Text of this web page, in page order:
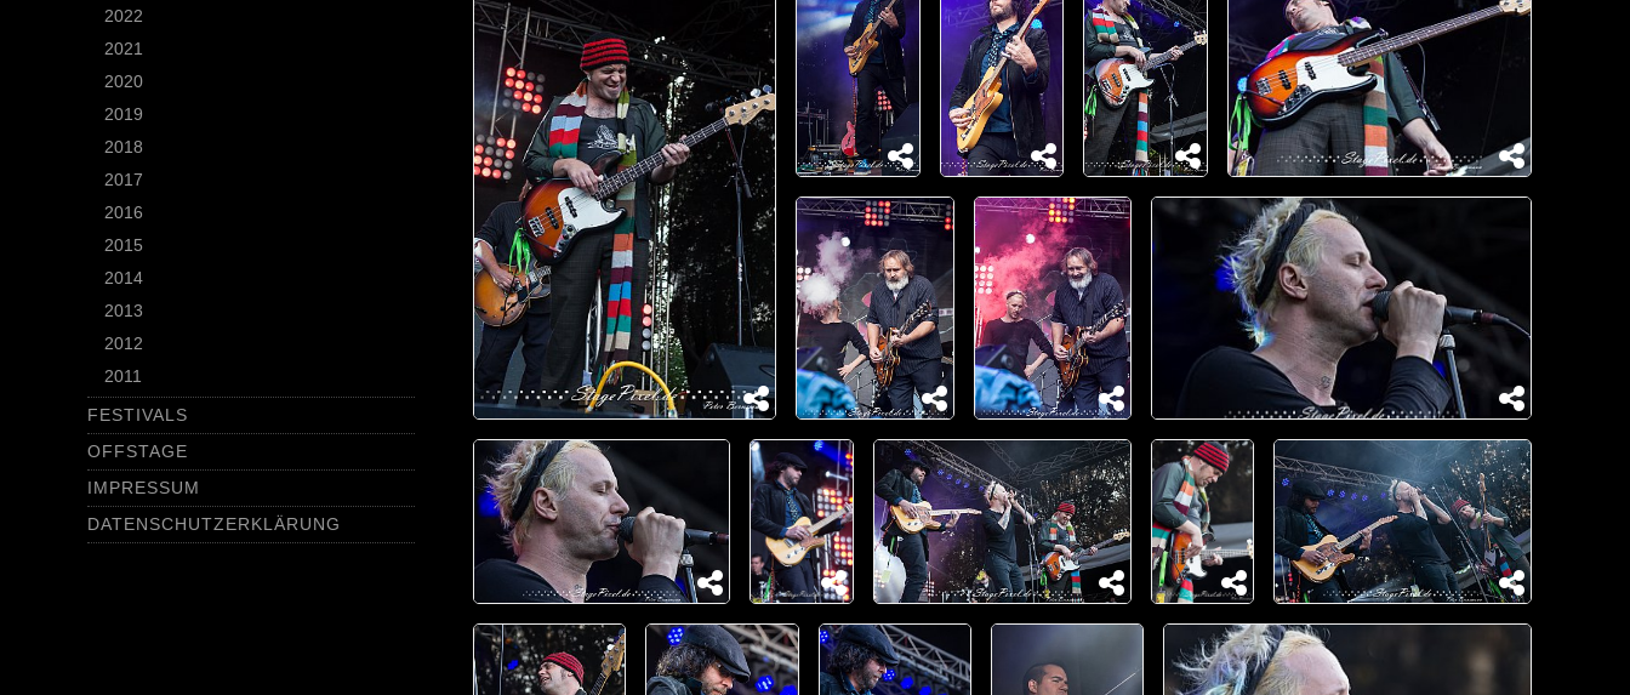
2022
2021
2020
2019
2018
2017
2016
2015
2014
2013
2012
2011
FESTIVALS
OFFSTAGE
IMPRESSUM
DATENSCHUTZERKLÄRUNG